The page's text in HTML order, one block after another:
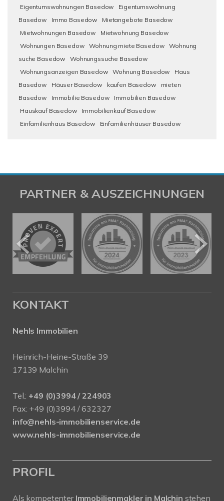
Eigentumswohnungen Basedow
Eigentumswohnung
Basedow
Immo Basedow
Mietangebote Basedow
Mietwohnungen Basedow
Mietwohnung Basedow
Wohnungen Basedow
Wohnung miete Basedow
Wohnung
suche Basedow
Wohnungssuche Basedow
Wohnungsanzeigen Basedow
Wohnung Basedow
Haus
Basedow
Häuser Basedow kaufen Basedow
mieten
Basedow
Immobilie Basedow
Immobilien Basedow
Hauskauf Basedow
Immobilienkauf Basedow
Einfamilienhaus Basedow
Einfamilienhäuser Basedow
PARTNER & AUSZEICHNUNGEN
KONTAKT
Nehls Immobilien
Heinrich-Heine-Straße 39
17139 Malchin
Tel.: +49 (0)3994 / 224903
Fax: +49 (0)3994 / 632327
info@nehls-immobilienservice.de
www.nehls-immobilienservice.de
PROFIL
Als kompetenter Immobilienmakler in Malchin stehen